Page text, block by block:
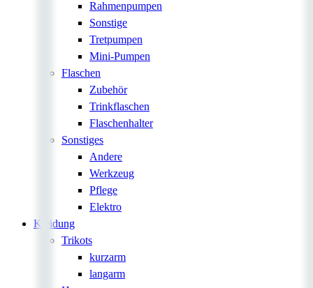
Rahmenpumpen
Sonstige
Tretpumpen
Mini-Pumpen
Flaschen
Zubehör
Trinkflaschen
Flaschenhalter
Sonstiges
Andere
Werkzeug
Pflege
Elektro
Kleidung
Trikots
kurzarm
langarm